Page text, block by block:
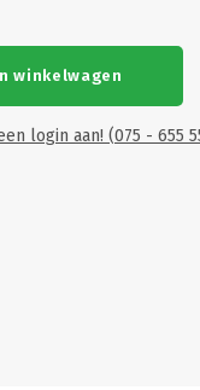
winkelwagen
login aan! (075 - 655